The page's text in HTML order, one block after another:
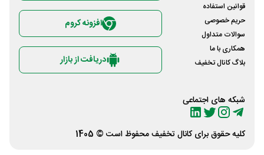
قوانین استفاده
حریم خصوصی
سوالات متداول
همکاری با ما
بلاگ کانال تخفیف
شبکه های اجتماعی
افزونه کروم
دریافت از بازار
کلیه حقوق برای کانال تخفیفمحفوظ است © 1405